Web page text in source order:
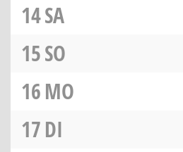
14SA
15SO
16MO
17DI